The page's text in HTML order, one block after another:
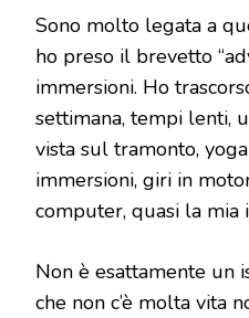
Sono molto legata a
ho preso il brevetto
immersioni. Ho
settimana, tempi lenti,
vista sul tramonto,
immersioni, giri in
computer, quasi la mia
Non è esattamente un
che non c’è molta vita